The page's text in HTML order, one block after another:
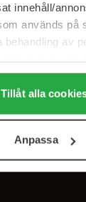
innehåll/
används på
av
"Tillåt alla
du under
Du kan
Tillåt alla
Anpassa